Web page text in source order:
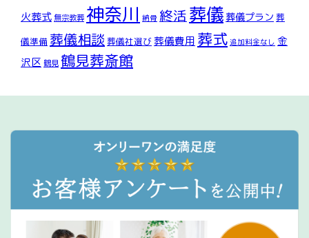
火葬式無宗教葬 神奈川 納骨 終活葬儀 葬儀プラン 葬
儀準備 葬儀相談 葬儀社選び 葬儀費用 葬式 追加料金なし 金
沢区 鶴見 鶴見葬斎館